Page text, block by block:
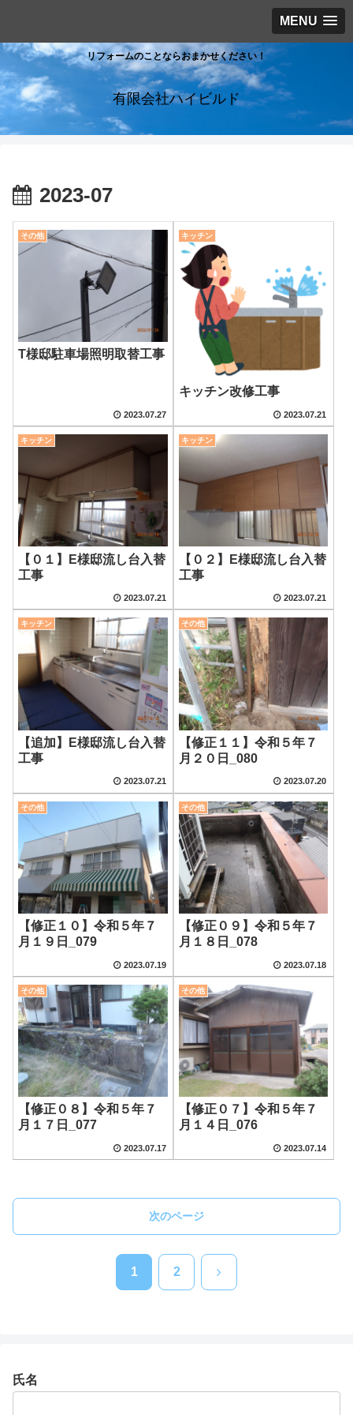
MENU
リフォームのことならおまかせください！
有限会社ハイビルド
2023-07
その他
T様邸駐車場照明取替工事
2023.07.27
キッチン
キッチン改修工事
2023.07.21
キッチン
【０１】E様邸流し台入替
工事
2023.07.21
キッチン
【０２】E様邸流し台入替
工事
2023.07.21
キッチン
【追加】E様邸流し台入替
工事
2023.07.21
その他
【修正１１】令和５年７
月２０日_080
2023.07.20
その他
【修正１０】令和５年７
月１９日_079
2023.07.19
その他
【修正０９】令和５年７
月１８日_078
2023.07.18
その他
【修正０８】令和５年７
月１７日_077
2023.07.17
その他
【修正０７】令和５年７
月１４日_076
2023.07.14
次のページ
1 2 次
氏名